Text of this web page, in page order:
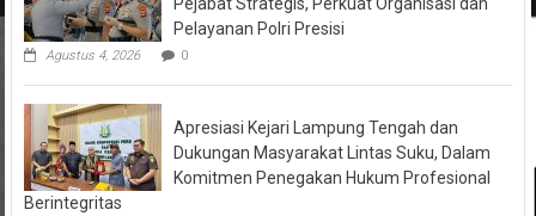
Pejabat Strategis, Perkuat Organisasi dan
Pelayanan Polri Presisi
Agustus 4, 2026 0
Apresiasi Kejari Lampung Tengah dan
Dukungan Masyarakat Lintas Suku, Dalam
Komitmen Penegakan Hukum Profesional
Berintegritas